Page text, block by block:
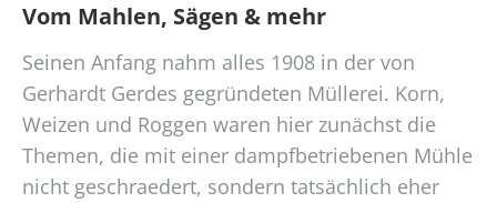
Vom Mahlen, Sägen & mehr
Seinen Anfang nahm alles 1908 in der von
Gerhardt Gerdes gegründeten Müllerei. Korn,
Weizen und Roggen waren hier zunächst die
Themen, die mit einer dampfbetriebenen Mühle
nicht geschraedert, sondern tatsächlich eher